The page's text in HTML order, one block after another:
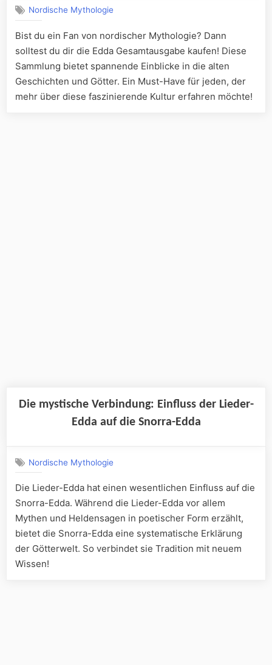
Nordische Mythologie
Bist du ein Fan von nordischer Mythologie? Dann
solltest du dir die Edda Gesamtausgabe kaufen! Diese
Sammlung bietet spannende Einblicke in die alten
Geschichten und Götter. Ein Must-Have für jeden, der
mehr über diese faszinierende Kultur erfahren möchte!
Die mystische Verbindung: Einfluss der Lieder-
Edda auf die Snorra-Edda
Nordische Mythologie
Die Lieder-Edda hat einen wesentlichen Einfluss auf die
Snorra-Edda. Während die Lieder-Edda vor allem
Mythen und Heldensagen in poetischer Form erzählt,
bietet die Snorra-Edda eine systematische Erklärung
der Götterwelt. So verbindet sie Tradition mit neuem
Wissen!